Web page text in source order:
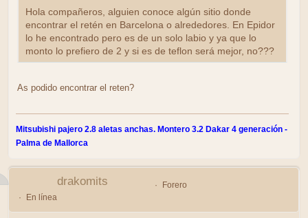
Hola compañeros, alguien conoce algún sitio donde
encontrar el retén en Barcelona o alrededores. En Epidor
lo he encontrado pero es de un solo labio y ya que lo
monto lo prefiero de 2 y si es de teflon será mejor, no???
As podido encontrar el reten?
Mitsubishi pajero 2.8 aletas anchas. Montero 3.2 Dakar 4 generación -
Palma de Mallorca
drakomits
Forero
En línea